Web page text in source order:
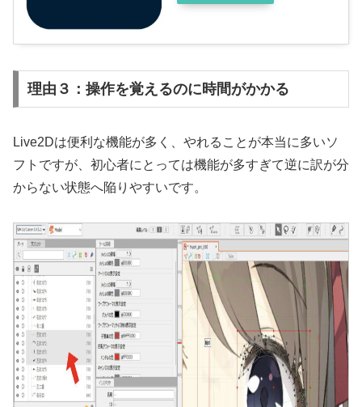
理由３：操作を覚えるのに時間がかかる
Live2Dは便利な機能が多く、やれることが本当に多いソ
フトですが、初心者にとっては機能が多すぎて逆に訳が分
からない状態へ陥りやすいです。